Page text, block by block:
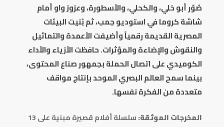
صُوّر أبو خلي، والكحلي، والأسطورة، وعزوز واو أمام
شاشة كروما في استوديو جمب، ثم بُنيت البيئات
المصرية القديمة رقمياً وأضيفت الأعمدة والتماثيل
والنقوش والإضاءة والمؤثرات. حافظت الأزياء والأداء
الكوميدي على اتصال الحملة بجمهور صناع المحتوى،
بينما سمح العالم البصري الموحد بإنتاج مواقف
متعددة من الفكرة نفسها.
المخرجات الموثقة:
سلسلة أفلام قصيرة مبنية على 13